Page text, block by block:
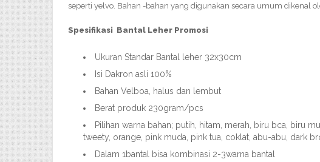
seperti yelvo. Bahan -bahan yang digunakan secara umum dikenal
Spesifikasi Bantal Leher Promosi
Ukuran Standar Bantal leher 32x30cm
Isi Dakron asli 100%
Bahan Velboa, halus dan lembut
Berat produk 230gram/pcs
Pilihan warna bahan; putih, hitam, merah, biru bca, biru
tweety, orange, pink muda, pink tua, coklat, abu-abu, dark
Dalam 1bantal bisa kombinasi 2-3warna bantal